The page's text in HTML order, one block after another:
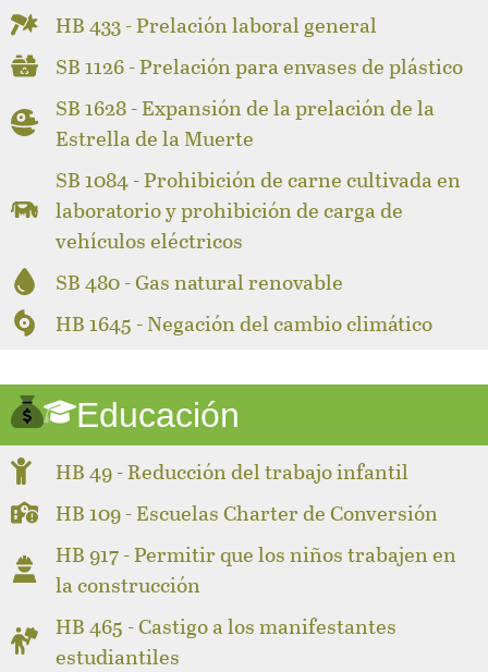
HB 433 - Prelación laboral general
SB 1126 - Prelación para envases de plástico
SB 1628 - Expansión de la prelación de la
Estrella de la Muerte
SB 1084 - Prohibición de carne cultivada en
laboratorio y prohibición de carga de
vehículos eléctricos
SB 480 - Gas natural renovable
HB 1645 - Negación del cambio climático
Educación
HB 49 - Reducción del trabajo infantil
HB 109 - Escuelas Charter de Conversión
HB 917 - Permitir que los niños trabajen en
la construcción
HB 465 - Castigo a los manifestantes
estudiantiles